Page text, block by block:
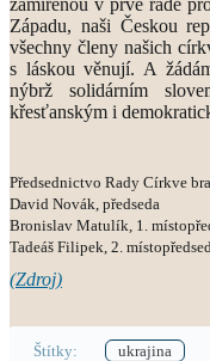
Západu, naši Českou
všechny členy našich
s láskou věnují. A
nýbrž solidárním
křesťanským i
Předsednictvo Rady Církve
David Novák, předseda
Bronislav Matulík, 1.
Tadeáš Filipek, 2.
(Zdroj)
Štítky: ukrajina